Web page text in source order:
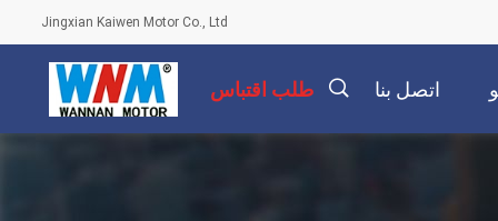
Jingxian Kaiwen Motor Co., Ltd
اتصل بنا طلب اقتباس